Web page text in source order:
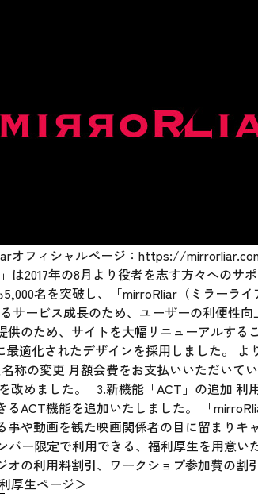
ルページ： https://
は2017年の8月より役者を志す方々へのサ
5,000名を突破し、「mirroRliar（ミラーラ
サービス成長のため、ユーザーの利便性
供のため、サイトを大幅リニューアルする
適化されたデザインを採用しました。
称の変更 月額会費をお支払いいただいて
改めました。 3.新機能「ACT」の追加 利
ACT機能を追加いたしました。 「
や動画を観た映画関係者の目に留まりキ
ー限定で利用できる、福利厚生を用意い
オの利用料割引、ワークショプ参加費の
ージ＞